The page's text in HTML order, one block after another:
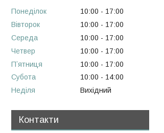
Понеділок 10:00
17:00
Вівторок
10:00
17:00
Середа
10:00
17:00
Четвер
10:00
17:00
Пʼятниця
10:00
17:00
Субота
10:00
14:00
Неділя
Вихідний
Контакти